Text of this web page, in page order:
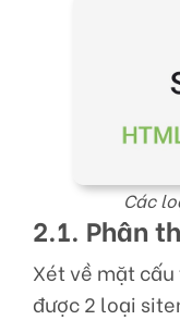
Các
2.1. Phân
Xét về mặt
được 2 loại